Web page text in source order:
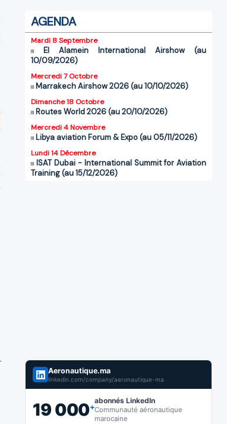
AGENDA
Mardi 8 Septembre
El Alamein International Airshow (au
10/09/2026)
Mercredi 7 Octobre
Marrakech Airshow 2026 (au 10/10/2026)
Dimanche 18 Octobre
Routes World 2026 (au 20/10/2026)
Mercredi 4 Novembre
Libya aviation Forum & Expo (au 05/11/2026)
Lundi 14 Décembre
ISAT Dubai - International Summit for Aviation
Training (au 15/12/2026)
Aeronautique.ma
linkedin.com/company/aeronautique-ma
19 000+
abonnés LinkedIn
Communauté aéronautique
marocaine